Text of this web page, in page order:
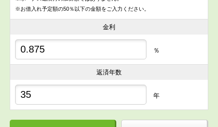
※お借入れ予定額の50％以下の金額をご入力ください。
金利
％
返済年数
年